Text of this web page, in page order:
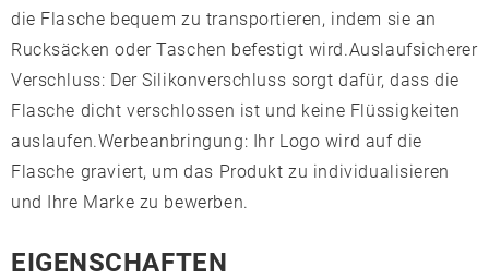
die Flasche bequem zu transportieren, indem sie an
Rucksäcken oder Taschen befestigt wird.Auslaufsicherer
Verschluss: Der Silikonverschluss sorgt dafür, dass die
Flasche dicht verschlossen ist und keine Flüssigkeiten
auslaufen.Werbeanbringung: Ihr Logo wird auf die
Flasche graviert, um das Produkt zu individualisieren
und Ihre Marke zu bewerben.
EIGENSCHAFTEN